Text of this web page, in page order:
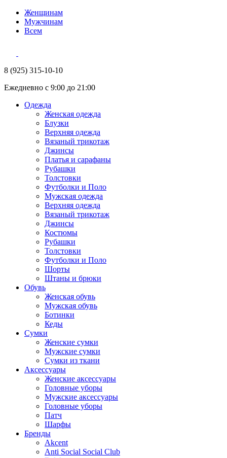
Женщинам
Мужчинам
Всем
8 (925) 315-10-10
Ежедневно с 9:00 до 21:00
Одежда
Женская одежда
Блузки
Верхняя одежда
Вязаный трикотаж
Джинсы
Платья и сарафаны
Рубашки
Толстовки
Футболки и Поло
Мужская одежда
Верхняя одежда
Вязаный трикотаж
Джинсы
Костюмы
Рубашки
Толстовки
Футболки и Поло
Шорты
Штаны и брюки
Обувь
Женская обувь
Мужская обувь
Ботинки
Кеды
Сумки
Женские сумки
Мужские сумки
Сумки из ткани
Аксессуары
Женские аксессуары
Головные уборы
Мужские аксессуары
Головные уборы
Патч
Шарфы
Бренды
Akcent
Anti Social Social Club